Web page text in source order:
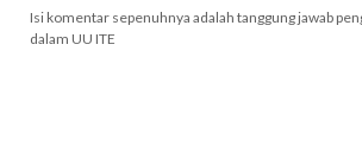
Isi komentar sepenuhnya adalah tanggung jawab
dalam UU ITE